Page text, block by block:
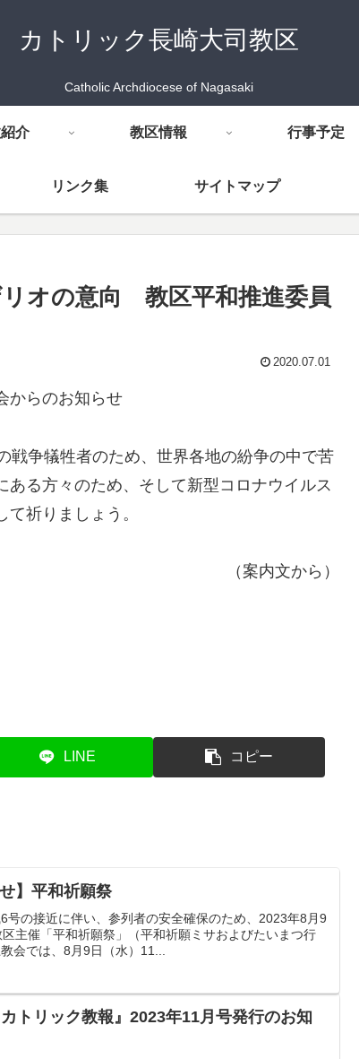
カトリック長崎大司教区
Catholic Archdiocese of Nagasaki
介 教区情報 行事予定
リンク集 サイトマップ
オの意向 教区平和推進委員
2020.07.01
からのお知らせ
争犠牲者のため、世界各地の紛争の中で苦
る方々のため、そして新型コロナウイルス
祈りましょう。
（案内文から）
LINE コピー
】平和祈願祭
の接近に伴い、参列者の安全確保のため、2023年8月9
主催「平和祈願祭」（平和祈願ミサおよびたいまつ行
会では、8月9日（水）11...
トリック教報』2023年11月号発行のお知